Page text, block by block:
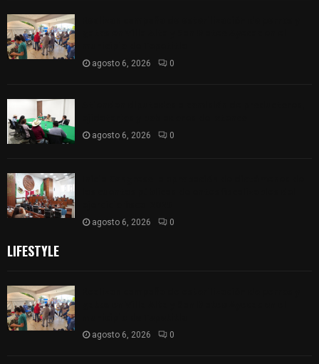
agosto 6, 2026 0
agosto 6, 2026 0
agosto 6, 2026 0
LIFESTYLE
agosto 6, 2026 0